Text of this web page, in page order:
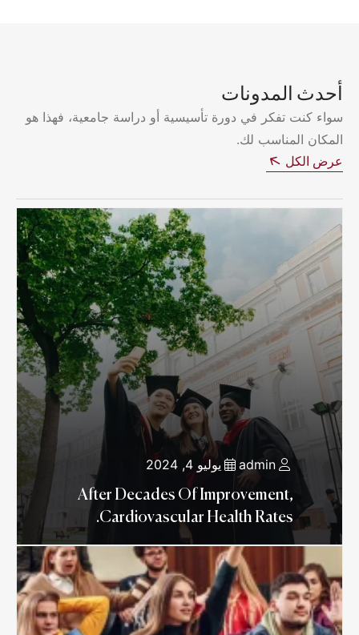
أحدث المدونات
سواء كنت تفكر في دورة تأسيسية أو دراسة جامعية، فهذا هو
المكان المناسب لك.
عرض الكل
admin
يوليو 4, 2024
After Decades Of Improvement,
Cardiovascular Health Rates.